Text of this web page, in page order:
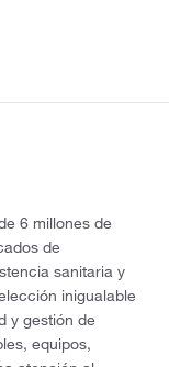
6 millones de
de
sanitaria y
inigualable
y gestión de
equipos,